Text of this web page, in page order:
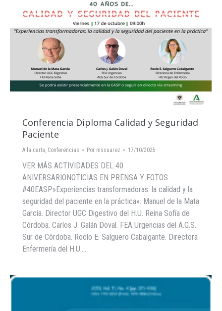
Conferencia Diploma Calidad y Seguridad
Paciente
A la carta, Conferencias Por mssuarez 17/10/2025
VER MÁS ACTIVIDADES DEL 40
ANIVERSARIONOTICIAS EN PRENSA Y FOTOS
#40EASP»Experiencias transformadoras: la calidad y la
seguridad del paciente en la práctica». Manuel de la Mata
García. Director UGC Digestivo del H.U. Reina Sofía de
Córdoba. Carlos J. Galán Doval. FEA Urgencias del A.G.S.
Sur de Córdoba. Rocío E. Salguero Cabalgante. Directora
Enfermería del H.U.…